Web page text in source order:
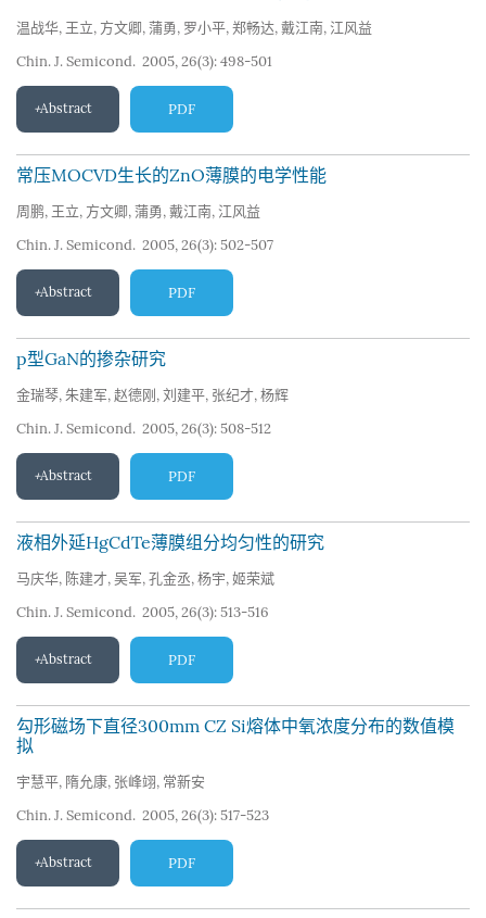
温战华, 王立, 方文卿, 蒲勇, 罗小平, 郑畅达, 戴江南, 江风益
Chin. J. Semicond. 2005, 26(3): 498-501
Abstract PDF
常压MOCVD生长的ZnO薄膜的电学性能
周鹏, 王立, 方文卿, 蒲勇, 戴江南, 江风益
Chin. J. Semicond. 2005, 26(3): 502-507
Abstract PDF
p型GaN的掺杂研究
金瑞琴, 朱建军, 赵德刚 , 刘建平, 张纪才, 杨辉
Chin. J. Semicond. 2005, 26(3): 508-512
Abstract PDF
液相外延HgCdTe薄膜组分均匀性的研究
马庆华, 陈建才, 吴军, 孔金丞, 杨宇, 姬荣斌
Chin. J. Semicond. 2005, 26(3): 513-516
Abstract PDF
勾形磁场下直径300mm CZ Si熔体中氧浓度分布的数值模
拟
宇慧平, 隋允康, 张峰翊, 常新安
Chin. J. Semicond. 2005, 26(3): 517-523
Abstract PDF